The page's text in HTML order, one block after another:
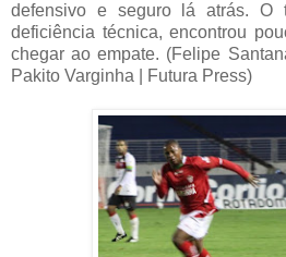
defensivo e seguro lá atrás. O
deficiência técnica, encontrou
chegar ao empate. (Felipe
Pakito Varginha | Futura Press)